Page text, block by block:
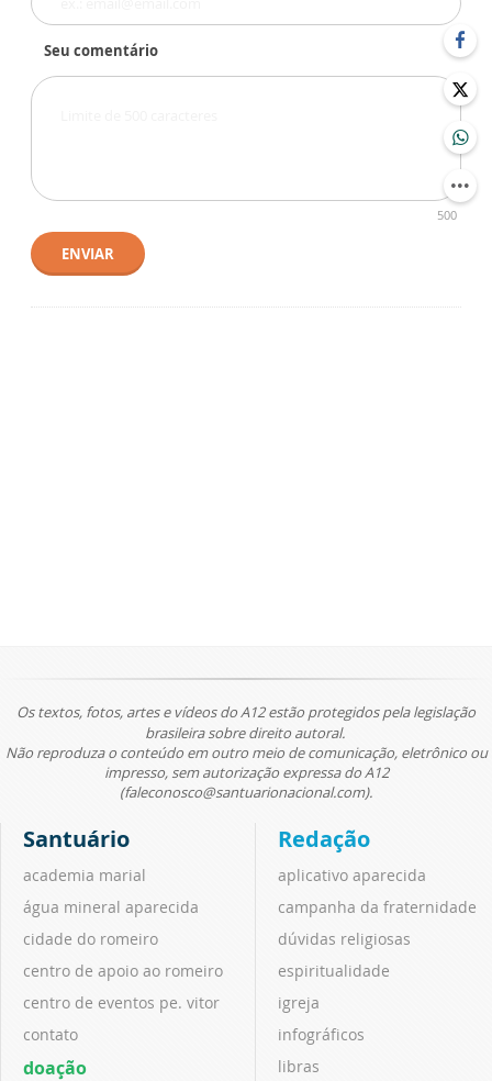
Seu comentário
500
ENVIAR
Os textos, fotos, artes e vídeos do A12 estão protegidos pela legislação
brasileira sobre direito autoral.
Não reproduza o conteúdo em outro meio de comunicação, eletrônico ou
impresso, sem autorização expressa do A12
(faleconosco@santuarionacional.com).
Santuário
academia marial
água mineral aparecida
cidade do romeiro
centro de apoio ao romeiro
centro de eventos pe. vitor
contato
doação
Redação
aplicativo aparecida
campanha da fraternidade
dúvidas religiosas
espiritualidade
igreja
infográficos
libras